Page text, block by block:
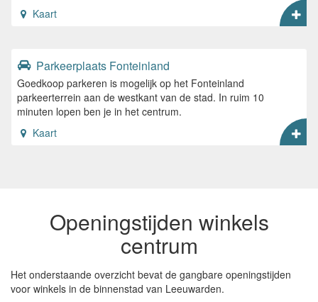
Kaart
Parkeerplaats Fonteinland
Goedkoop parkeren is mogelijk op het Fonteinland
parkeerterrein aan de westkant van de stad. In ruim 10
minuten lopen ben je in het centrum.
Kaart
Openingstijden winkels
centrum
Het onderstaande overzicht bevat de gangbare openingstijden
voor winkels in de binnenstad van Leeuwarden.